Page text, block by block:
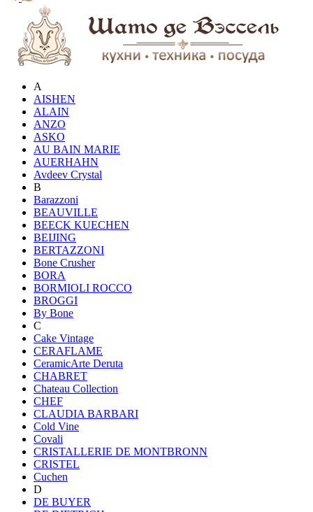
A
AISHEN
ALAIN
ANZO
ASKO
AU BAIN MARIE
AUERHAHN
Avdeev Crystal
B
Barazzoni
BEAUVILLE
BEECK KUECHEN
BEIJING
BERTAZZONI
Bone Crusher
BORA
BORMIOLI ROCCO
BROGGI
By Bone
C
Cake Vintage
CERAFLAME
CeramicArte Deruta
CHABRET
Chateau Collection
CHEF
CLAUDIA BARBARI
Cold Vine
Covali
CRISTALLERIE DE MONTBRONN
CRISTEL
Cuchen
D
DE BUYER